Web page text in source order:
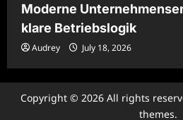
Moderne
klare Betriebslogik
Audrey July 18, 2026
Copyright © 2026 All rights
themes.